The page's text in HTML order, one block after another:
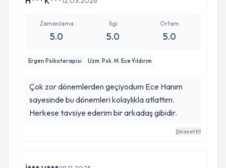
Zamanlama
5.0
İlgi
5.0
Ortam
5.0
Ergen Psikoterapisi Uzm. Psk. M. Ece Yıldırım
Çok zor dönemlerden geçiyodum Ece Hanım
sayesinde bu dönemleri kolaylıkla atlattım.
Herkese tavsiye ederim bir arkadaş gibidir.
Şikayet Et